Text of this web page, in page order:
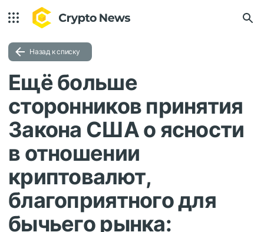
Назад к списку
Ещё больше
сторонников принятия
Закона США о ясности
в отношении
криптовалют,
благоприятного для
бычьего рынка: